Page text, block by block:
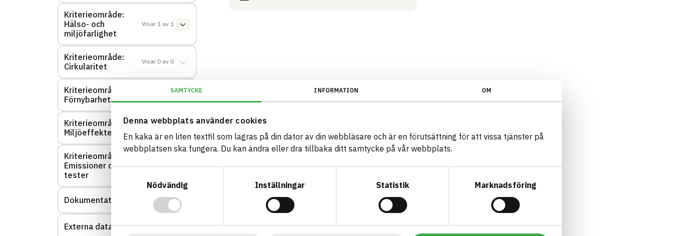
SAMTYCKE INFORMATION OM
Denna webbplats använder cookies
En kaka är en liten textfil som lagras på din dator av din webbläsare och är en förutsättning för att vissa tjänster på
webbplatsen ska fungera. Du kan ändra eller dra tillbaka ditt samtycke på vår webbplats.
Nödvändig
Inställningar Statistik Marknadsföring
Kriterieområde:
Hälso- och
miljöfarlighet
Visar 1 av 1
Kriterieområde:
Cirkularitet
Visar 0 av 0
Kriterieområde:
Förnybarhet
0
Kriterieområde:
Miljöeffekter – EPD
0
Kriterieområde:
Emissioner och
tester
Visar 0 av 0
Dokumentation Visar 1 av 1
Externa datakällor Visar 0 av 0